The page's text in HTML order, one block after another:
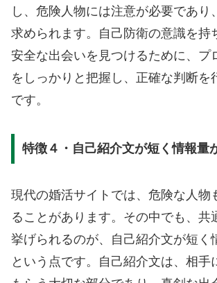
し、危険人物には注意が必要であり
求められます。自己防衛の意識を持
安全な出会いを見つけるために、プ
をしっかりと把握し、正確な判断を
です。
特徴４・自己紹介文が短く情報量
現代の婚活サイトでは、危険な人物
ることがあります。その中でも、共
挙げられるのが、自己紹介文が短く
という点です。自己紹介文は、相手